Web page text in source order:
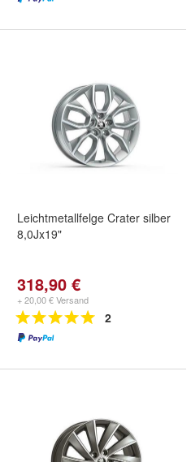
Leichtmetallfelge Crater silber
8,0Jx19"
318,90 €
+ 20,00 € Versand
2